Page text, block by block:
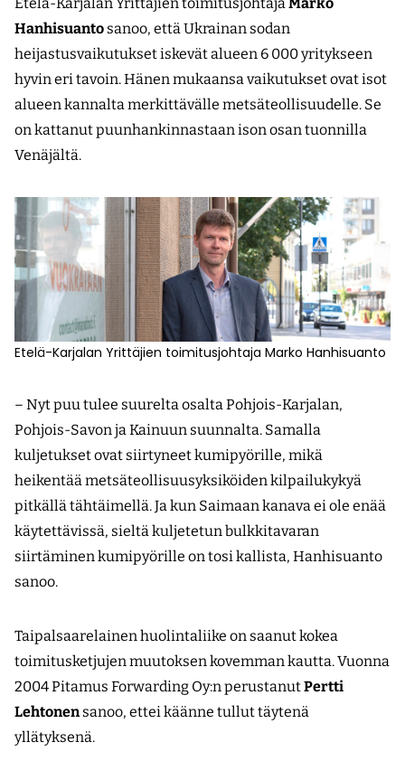
Hanhisuanto sanoo, että Ukrainan sodan
heijastusvaikutukset iskevät alueen 6 000 yritykseen
hyvin eri tavoin. Hänen mukaansa vaikutukset ovat isot
alueen kannalta merkittävälle metsäteollisuudelle. Se
on kattanut puunhankinnastaan ison osan tuonnilla
Venäjältä.
Etelä-Karjalan Yrittäjien toimitusjohtaja Marko Hanhisuanto
– Nyt puu tulee suurelta osalta Pohjois-Karjalan,
Pohjois-Savon ja Kainuun suunnalta. Samalla
kuljetukset ovat siirtyneet kumipyörille, mikä
heikentää metsäteollisuusyksiköiden kilpailukykyä
pitkällä tähtäimellä. Ja kun Saimaan kanava ei ole enää
käytettävissä, sieltä kuljetetun bulkkitavaran
siirtäminen kumipyörille on tosi kallista, Hanhisuanto
sanoo.
Taipalsaarelainen huolintaliike on saanut kokea
toimitusketjujen muutoksen kovemman kautta. Vuonna
2004 Pitamus Forwarding Oy:n perustanutPertti
Lehtonensanoo, ettei käänne tullut täytenä
yllätyksenä.